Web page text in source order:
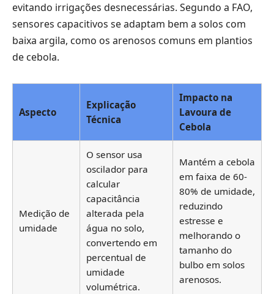
evitando irrigações desnecessárias. Segundo a FAO,
sensores capacitivos se adaptam bem a solos com
baixa argila, como os arenosos comuns em plantios
de cebola.
Aspecto
Explicação
Técnica
Impacto na
Lavoura de
Cebola
Medição de
umidade
O sensor usa
oscilador para
calcular
capacitância
alterada pela
água no solo,
convertendo em
percentual de
umidade
volumétrica.
Mantém a cebola
em faixa de 60-
80% de umidade,
reduzindo
estresse e
melhorando o
tamanho do
bulbo em solos
arenosos.